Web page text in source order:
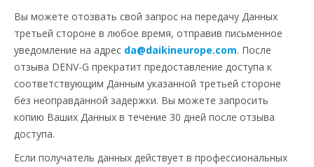
Вы можете отозвать свой запрос на передачу Данных
третьей стороне в любое время, отправив письменное
уведомление на адрес da@daikineurope.com. После
отзыва DENV-G прекратит предоставление доступа к
соответствующим Данным указанной третьей стороне
без неоправданной задержки. Вы можете запросить
копию Ваших Данных в течение 30 дней после отзыва
доступа.
Если получатель данных действует в профессиональных